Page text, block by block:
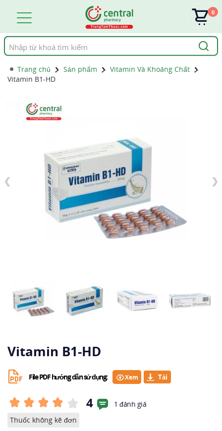
Tìm
kiếm
0
Trang chủ Sản phẩm
Vitamin Và Khoáng Chất
Vitamin B1-HD
❮ ❯
Vitamin B1-HD
File PDF hướng dẫn sử dụng: Xem
4
1 đánh giá
Thuốc không kê đơn